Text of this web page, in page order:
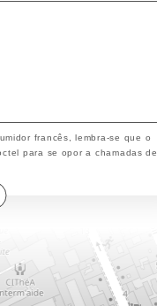
francês, lembra-se que o
para se opor a chamadas de